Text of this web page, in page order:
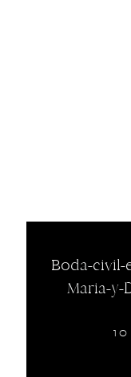
Boda-civil-
Maria-y-